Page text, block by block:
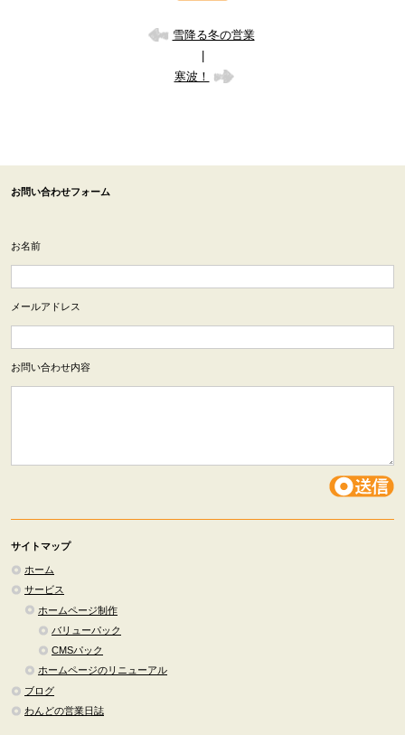
雪降る冬の営業
寒波！
お問い合わせフォーム
お名前
メールアドレス
お問い合わせ内容
サイトマップ
ホーム
サービス
ホームページ制作
バリューパック
CMSパック
ホームページのリニューアル
ブログ
わんどの営業日誌